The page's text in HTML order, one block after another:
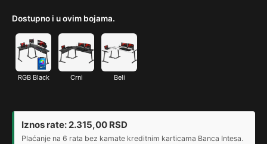
WN
količina
Dostupno i u ovim bojama.
RGB Black Crni Beli
Iznos rate:2.315,00 RSD
Plaćanje na 6 rata bez kamate kreditnim karticama Banca Intesa.